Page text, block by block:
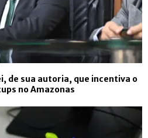
de sua autoria, que incentiva o
no Amazonas